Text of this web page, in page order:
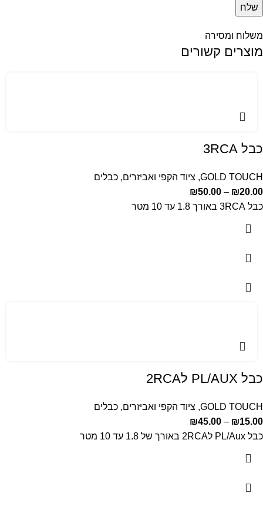
משלוח ומסירה
מוצרים קשורים
כבל 3RCA
GOLD TOUCH
, ציוד הקפי ואביזרים, כבלים
₪20.00
–
₪50.00
כבל 3RCA באורך 1.8 עד 10 מטר
כבל PL/AUX ל2RCA
GOLD TOUCH
, ציוד הקפי ואביזרים, כבלים
₪15.00
–
₪45.00
כבל PL/Aux ל2RCA באורך של 1.8 עד 10 מטר